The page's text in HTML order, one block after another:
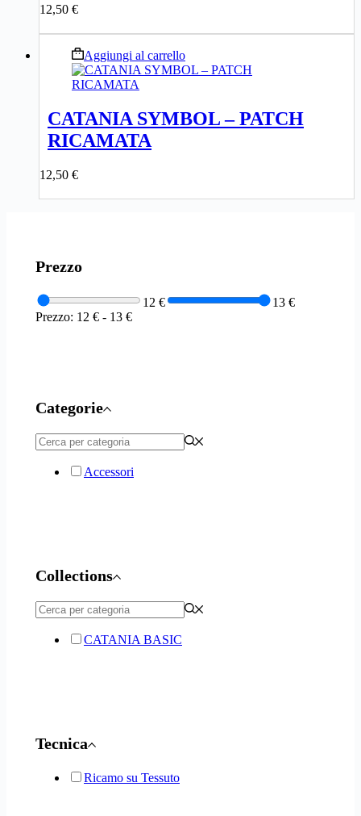
12,50 €
Aggiungi al carrello
CATANIA SYMBOL – PATCH
RICAMATA
12,50 €
Prezzo
12 €
13 €
Prezzo: 12 € - 13 €
Categorie
Accessori
Collections
CATANIA BASIC
Tecnica
Ricamo su Tessuto